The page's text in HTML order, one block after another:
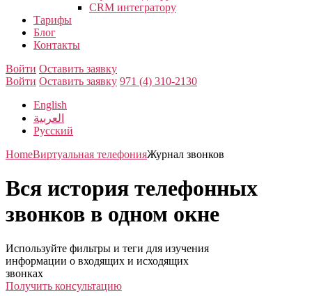
CRM интегратору
Тарифы
Блог
Контакты
Войти Оставить заявку
Войти Оставить заявку 971 (4) 310-2130
English
العربية
Русский
HomeВиртуальная телефонияЖурнал звонков
Вся история телефонных
звонков в одном окне
Используйте фильтры и теги для изучения
информации о входящих и исходящих
звонках
Получить консультацию